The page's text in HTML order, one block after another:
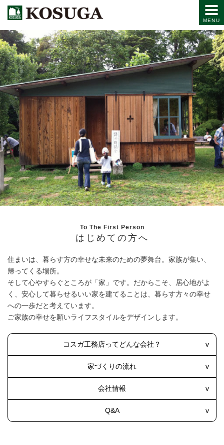
To The First Person
はじめての方へ
住まいは、暮らす方の幸せな未来のための夢舞台。家族が集い、
帰ってくる場所。
そして心やすらぐところが「家」です。だからこそ、居心地がよ
く、安心して暮らせるいい家を建てることは、 暮らす方々の幸せ
への一歩だと考えています。
ご家族の幸せを願いライフスタイルをデザインします。
コスガ工務店ってどんな会社？
家づくりの流れ
会社情報
Q&A